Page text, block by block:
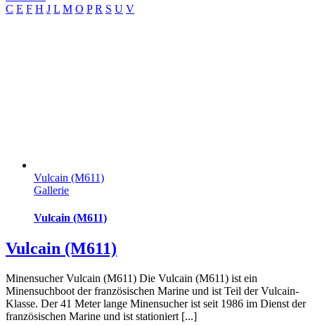
C E F H J L M O P R S U V
Vulcain (M611)
Gallerie
Vulcain (M611)
Vulcain (M611)
Minensucher Vulcain (M611) Die Vulcain (M611) ist ein
Minensuchboot der französischen Marine und ist Teil der Vulcain-
Klasse. Der 41 Meter lange Minensucher ist seit 1986 im Dienst der
französischen Marine und ist stationiert [...]